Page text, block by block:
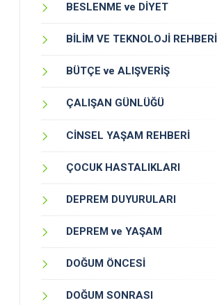
BESLENME ve DİYET
BİLİM VE TEKNOLOJİ REHBERİ
BÜTÇE ve ALIŞVERİŞ
ÇALIŞAN GÜNLÜĞÜ
CİNSEL YAŞAM REHBERİ
ÇOCUK HASTALIKLARI
DEPREM DUYURULARI
DEPREM ve YAŞAM
DOĞUM ÖNCESİ
DOĞUM SONRASI